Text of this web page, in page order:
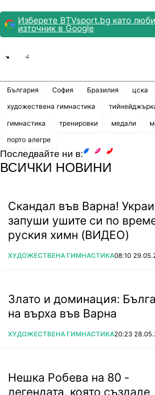
Изберете BTVsport.bg като
източник в Google
България София Бразилия цска
художествена гимнастика
гимнастика тренировки медали
порто алегре
Последвайте ни в:
ВСИЧКИ НОВИНИ
Скандал във Варна!
запуши ушите си по
руския химн (ВИДЕО)
ПОВЕЧЕ ОТ
ХУДОЖЕСТВЕНА ГИМНАСТИКА08:10
Злато и доминация:
на върха във Варна
ПОВЕЧЕ ОТ
ХУДОЖЕСТВЕНА ГИМНАСТИКА20:23
Нешка Робева на 80 -
легендата, която създаде